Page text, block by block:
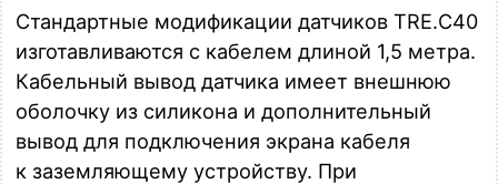
Стандартные модификации датчиков TRE.C40
изготавливаются с кабелем длиной 1,5 метра.
Кабельный вывод датчика имеет внешнюю
оболочку из силикона и дополнительный
вывод для подключения экрана кабеля
к заземляющему устройству. При